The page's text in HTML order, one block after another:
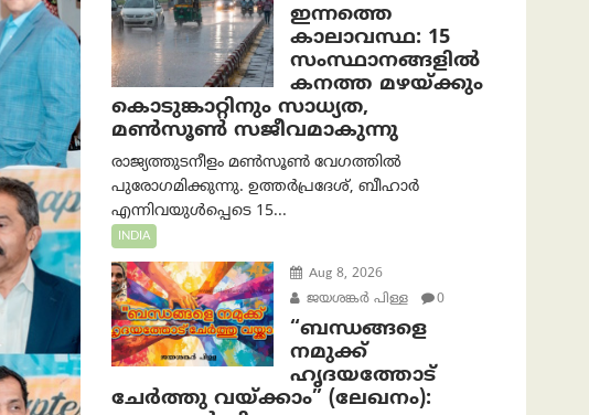
ഇന്നത്തെ
കാലാവസ്ഥ: 15
സംസ്ഥാനങ്ങളിൽ
കനത്ത മഴയ്ക്കും
കൊടുങ്കാറ്റിനും സാധ്യത,
മൺസൂൺ സജീവമാകുന്നു
രാജ്യത്തുടനീളം മൺസൂൺ വേഗത്തിൽ
പുരോഗമിക്കുന്നു. ഉത്തർപ്രദേശ്, ബീഹാർ
എന്നിവയുൾപ്പെടെ 15...
INDIA
Aug 8, 2026
ജയശങ്കര്‍ പിള്ള
0
“ബന്ധങ്ങളെ
നമുക്ക്
ഹൃദയത്തോട്
ചേർത്തു വയ്ക്കാം” (ലേഖനം):